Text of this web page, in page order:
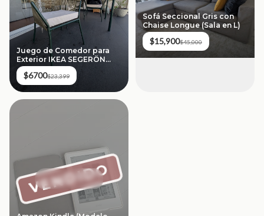
Juego de Comedor para
Exterior IKEA SEGERÖN
(Mesa + 4 Sillas)
$6700$23,399
Sofá Seccional Gris con
Chaise Longue (Sala en L)
$15,900$45,000
VENDIDO